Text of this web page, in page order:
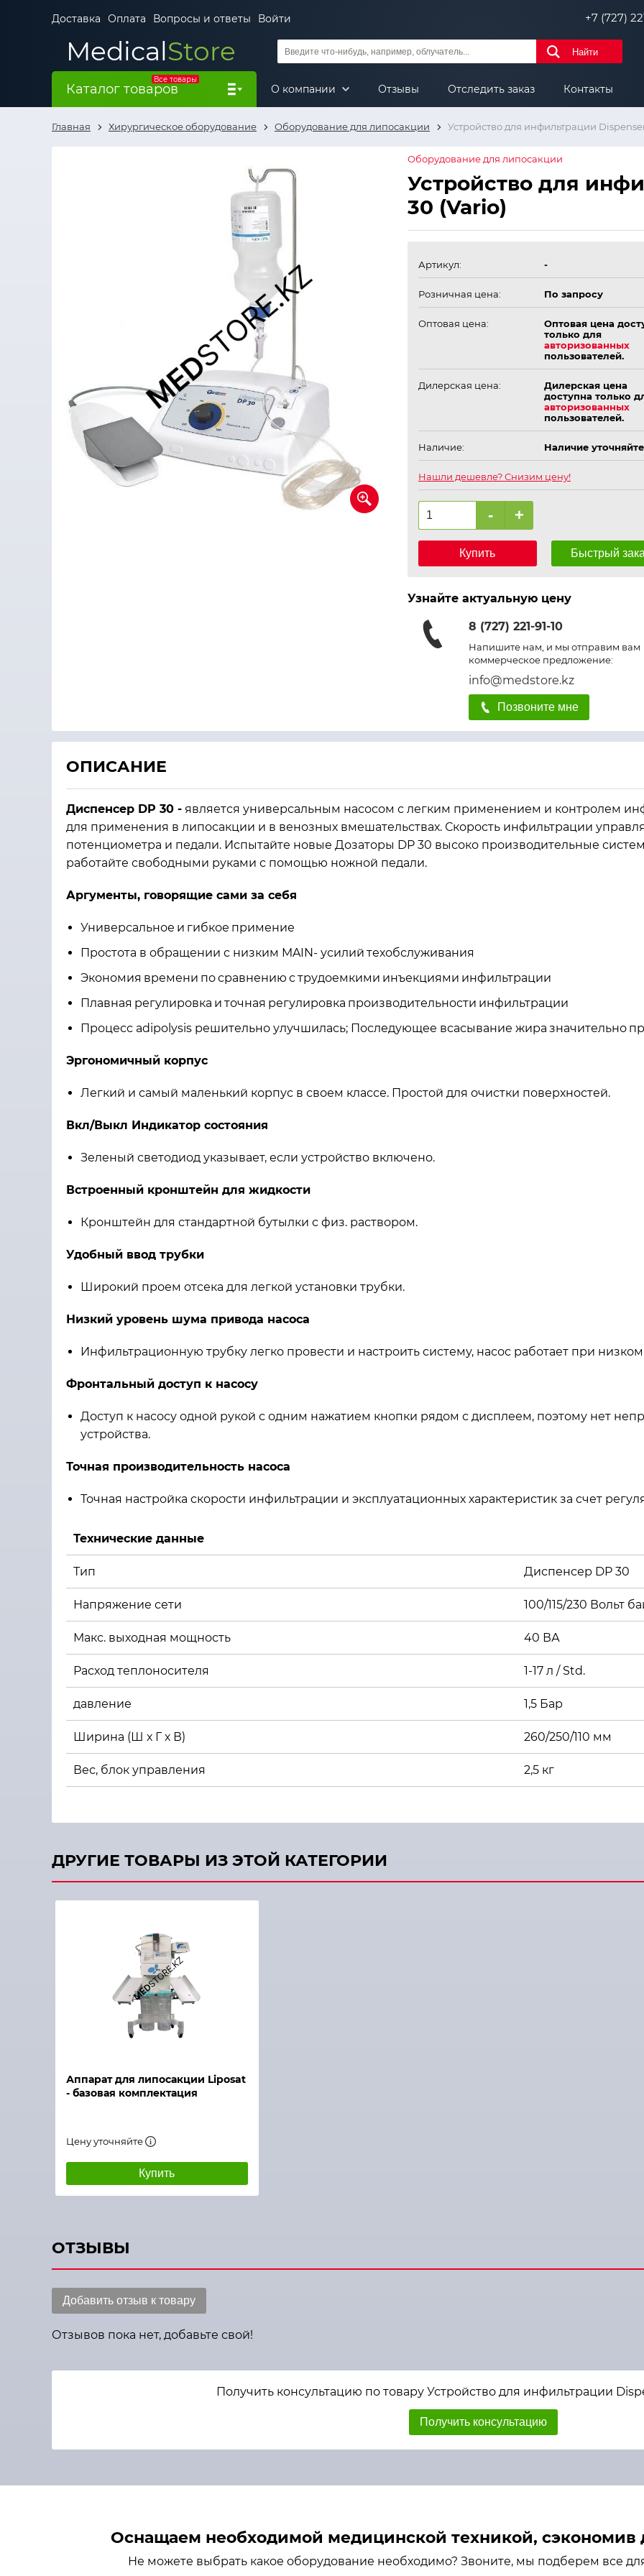
Доставка Оплата Вопросы и ответы Войти +7 (727)
MedicalStore Найти
Все товары
Каталог товаров О компании Отзывы Отследить заказ Контакты
Главная Хирургическое оборудование Оборудование для липосакции Устройство для инфильтрации
Оборудование для липосакции
Устройство для
30 (Vario)
Артикул: -
Розничная цена: По запросу
Оптовая цена:
Оптовая цена
только для
авторизованных
пользователей.
Дилерская цена:
Дилерская цена
доступна только
авторизованных
пользователей.
Наличие: Наличие уточняйте
Нашли дешевле? Снизим цену!
- +
Купить Быстрый
Узнайте актуальную цену
8 (727) 221-91-10
Напишите нам, и мы отправим вам
коммерческое предложение:
info@medstore.kz
Позвоните мне
ОПИСАНИЕ
Диспенсер DP 30 - является универсальным насосом с легким применением и контролем
для применения в липосакции и в венозных вмешательствах. Скорость инфильтрации
потенциометра и педали. Испытайте новые Дозаторы DP 30 высоко производительные
работайте свободными руками с помощью ножной педали.
Аргументы, говорящие сами за себя
Универсальное и гибкое примение
Простота в обращении с низким MAIN- усилий техобслуживания
Экономия времени посравнению струдоемкими инъекциями инфильтрации
Плавная регулировка и точная регулировка производительности инфильтрации
Процесс adipolysis решительно улучшилась; Последующее всасывание жира значительно
Эргономичный корпус
Легкий и самый маленький корпус в своем классе. Простой для очистки поверхностей.
Вкл/Выкл Индикатор состояния
Зеленый светодиод указывает, если устройство включено.
Встроенный кронштейн для жидкости
Кронштейн для стандартной бутылки с физ. раствором.
Удобный ввод трубки
Широкий проем отсека для легкой установки трубки.
Низкий уровень шума привода насоса
Инфильтрационную трубку легко провести и настроить систему, насос работает при
Фронтальный доступ к насосу
Доступ к насосу одной рукой с одним нажатием кнопки рядом с дисплеем, поэтому нет
устройства.
Точная производительность насоса
Точная настройка скорости инфильтрации и эксплуатационных характеристик за счет
Технические данные
Тип Диспенсер DP 30
Напряжение сети 100/115/230 Вольт
Макс. выходная мощность 40 ВА
Расход теплоносителя 1-17 л / Std.
давление 1,5 Бар
Ширина (Ш х Г х В) 260/250/110 мм
Вес, блок управления 2,5 кг
ДРУГИЕ ТОВАРЫ ИЗ ЭТОЙ КАТЕГОРИИ
Аппарат для липосакции Liposat
- базовая комплектация
Цену уточняйте
Купить
ОТЗЫВЫ
Добавить отзыв к товару
Отзывов пока нет, добавьте свой!
Получить консультацию по товару Устройство для инфильтрации
Получить консультацию
Оснащаем необходимой медицинской техникой, сэкономив
Не можете выбрать какое оборудование необходимо? Звоните, мы подберем все